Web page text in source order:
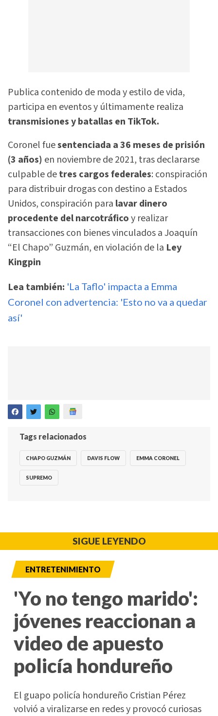
Publica contenido de moda y estilo de vida,
participa en eventos y últimamente realiza
transmisiones y batallas en TikTok.
Coronel fuesentenciada a 36 meses de prisión
(3 años) en noviembre de 2021, tras declararse
culpable detres cargos federales: conspiración
para distribuir drogas con destino a Estados
Unidos, conspiración para lavar dinero
procedente del narcotráficoy realizar
transacciones con bienes vinculados a Joaquín
“El Chapo” Guzmán, en violación de la Ley
Kingpin
Lea también: 'La Taflo' impacta a Emma
Coronel con advertencia: 'Esto no va a quedar
así'
Tags relacionados
CHAPO GUZMÁN DAVIS FLOW EMMA CORONEL
SUPREMO
SIGUE LEYENDO
ENTRETENIMIENTO
'Yo no tengo marido':
jóvenes reaccionan a
video de apuesto
policía hondureño
El guapo policía hondureño Cristian Pérez
volvió a viralizarse en redes y provocó curiosas